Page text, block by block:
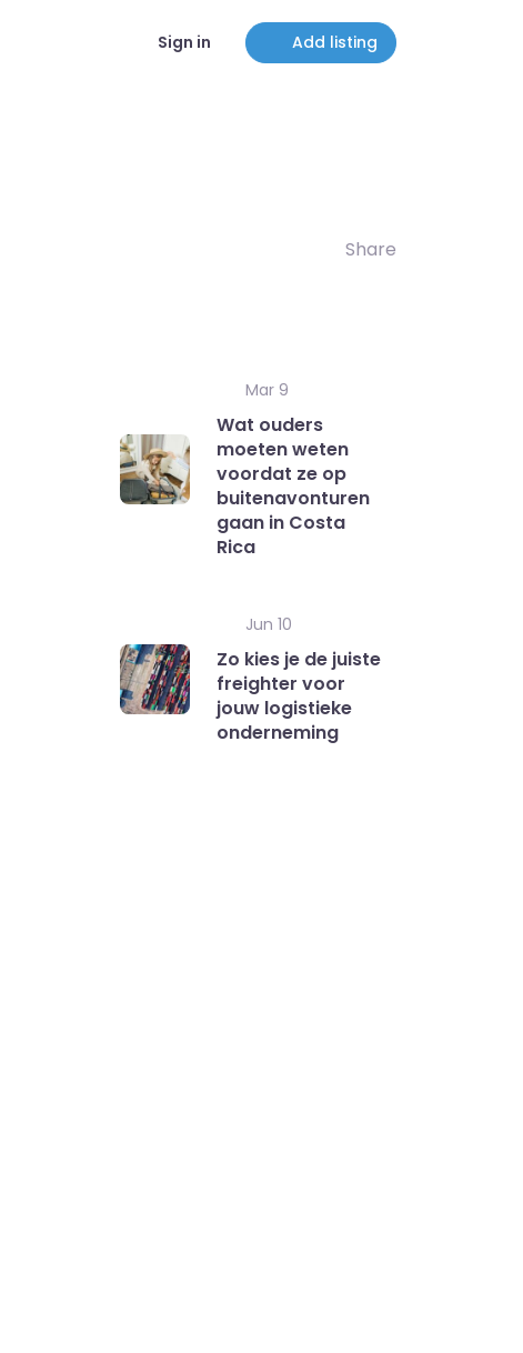
Sign in Add listing
Share
Mar 9
Wat ouders
moeten weten
voordat ze op
buitenavonturen
gaan in Costa
Rica
Jun 10
Zo kies je de juiste
freighter voor
jouw logistieke
onderneming